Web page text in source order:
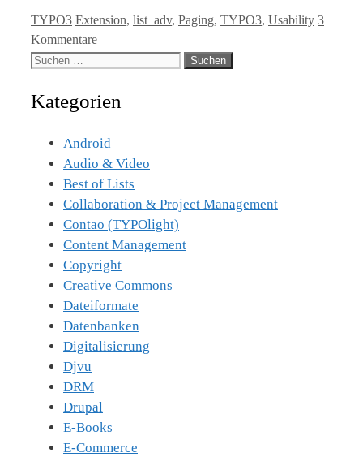
Kategorien
TYPO3 Tags
Extension, list_adv, Paging, TYPO3, Usability 3
Kommentare
Suche
Kategorien
Android
Audio & Video
Best of Lists
Collaboration & Project Management
Contao (TYPOlight)
Content Management
Copyright
Creative Commons
Dateiformate
Datenbanken
Digitalisierung
Djvu
DRM
Drupal
E-Books
E-Commerce